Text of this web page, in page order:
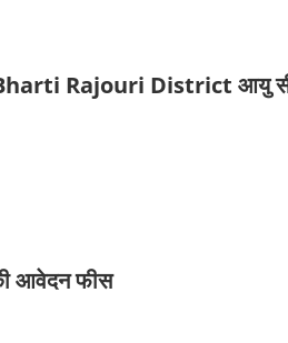
Rajouri District आयु
आवेदन फीस